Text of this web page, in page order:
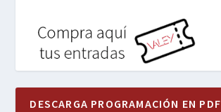
DESCARGA PROGRAMACIÓN EN PDF